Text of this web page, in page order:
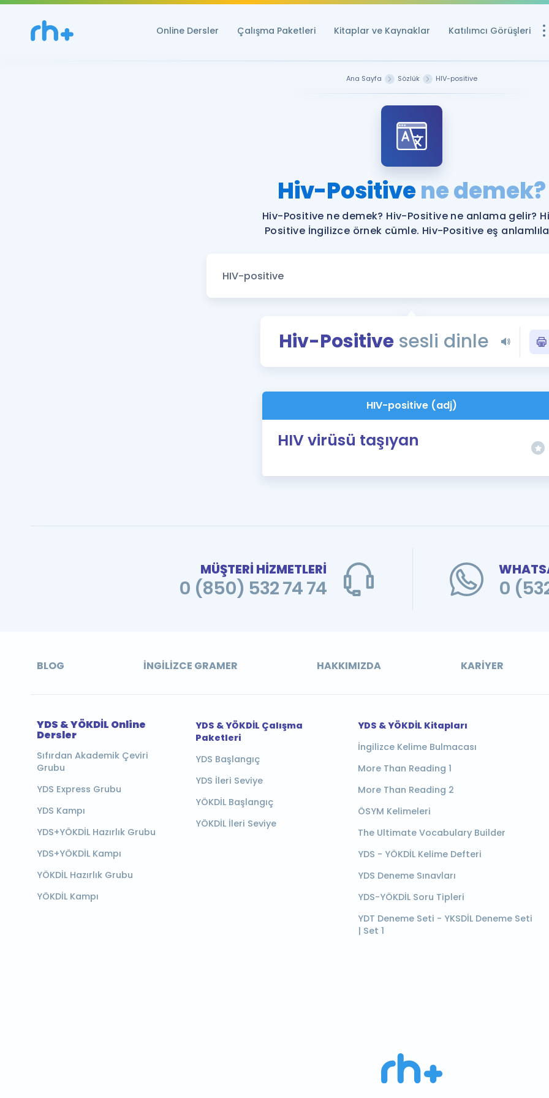
Online Dersler Çalışma Paketleri Kitaplar ve Kaynaklar Katılımcı Görüşleri
Ücretsiz
YDS ve YÖKDİL
YDS ve YÖKDİL'e
Tüm ÖSYM
Blog
YDS - YÖKDİL
İngilizce
Ana Sayfa Sözlük HIV-positive
Hiv-Positivene demek?
Hiv-Positive ne demek? Hiv-Positive ne anlama gelir?
Positive İngilizce örnek cümle. Hiv-Positive eş
Hiv-Positivesesli dinle
HIV-positive (adj)
HIV virüsü taşıyan
MÜŞTERİ HİZMETLERİ
0 (850) 532 74 74 0
BLOG İNGILIZCE GRAMER HAKKIMIZDA KARIYER
YDS & YÖKDİL Online
Dersler
Sıfırdan Akademik Çeviri
Grubu
YDS Express Grubu
YDS Kampı
YDS+YÖKDİL Hazırlık Grubu
YDS+YÖKDİL Kampı
YÖKDİL Hazırlık Grubu
YÖKDİL Kampı
YDS & YÖKDİL Çalışma
Paketleri
YDS Başlangıç
YDS İleri Seviye
YÖKDİL Başlangıç
YÖKDİL İleri Seviye
YDS & YÖKDİL Kitapları
İngilizce Kelime Bulmacası
More Than Reading 1
More Than Reading 2
ÖSYM Kelimeleri
The Ultimate Vocabulary Builder
YDS - YÖKDİL Kelime Defteri
YDS Deneme Sınavları
YDS-YÖKDİL Soru Tipleri
YDT Deneme Seti - YKSDİL Deneme Seti
| Set 1